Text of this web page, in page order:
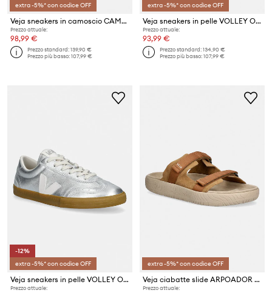
extra -5%* con codice OFF
Veja sneakers in camoscio CAMPO BOLD SUEDE
Prezzo attuale:
98,99 €
Prezzo standard:139,90 €
Prezzo più basso:107,99 €
extra -5%* con codice OFF
Veja sneakers in pelle VOLLEY O.T.
Prezzo attuale:
93,99 €
Prezzo standard:134,90 €
Prezzo più basso:107,99 €
-12%
extra -5%* con codice OFF
Veja sneakers in pelle VOLLEY O.T.
Prezzo attuale:
extra -5%* con codice OFF
Veja ciabatte slide ARPOADOR SUEDE
Prezzo attuale: